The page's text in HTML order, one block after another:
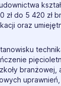
zł do 5 420 zł
oraz
branżowej,